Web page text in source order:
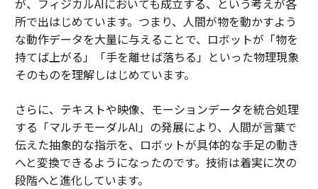
所で出はじめています。つまり、人間が物を動かすよう
な動作データを大量に与えることで、ロボットが「物を
持てば上がる」「手を離せば落ちる」といった物理現象
そのものを理解しはじめています。
さらに、テキストや映像、モーションデータを統合処理
する「マルチモーダルAI」の発展により、人間が言葉で
伝えた抽象的な指示を、ロボットが具体的な手足の動き
へと変換できるようになったのです。技術は着実に次の
段階へと進化しています。